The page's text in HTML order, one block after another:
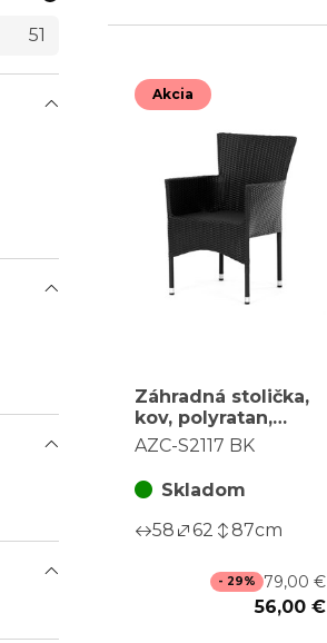
Akcia
Záhradná stolička,
kov, polyratan,
čierna, AZC-S2117
AZC-S2117 BK
Skladom
58
62 87cm
- 29% 79,00 €
56,00 €